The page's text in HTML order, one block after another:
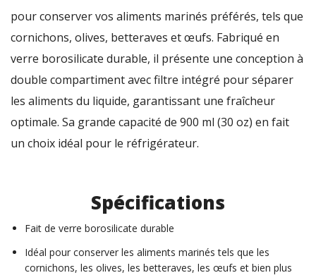
pour conserver vos aliments marinés préférés, tels que
cornichons, olives, betteraves et œufs. Fabriqué en
verre borosilicate durable, il présente une conception à
double compartiment avec filtre intégré pour séparer
les aliments du liquide, garantissant une fraîcheur
optimale. Sa grande capacité de 900 ml (30 oz) en fait
un choix idéal pour le réfrigérateur.
Spécifications
Fait de verre borosilicate durable
Idéal pour conserver les aliments marinés tels que les
cornichons, les olives, les betteraves, les œufs et bien plus